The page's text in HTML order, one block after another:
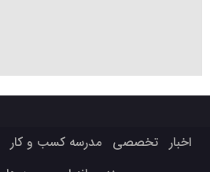
اخبار تخصصی مدرسه کسب و کار